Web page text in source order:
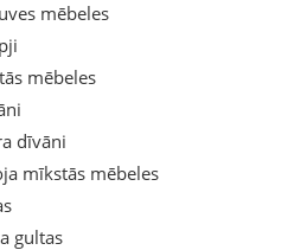
mēbeles
mēbeles
dīvāni
mīkstās mēbeles
gultas